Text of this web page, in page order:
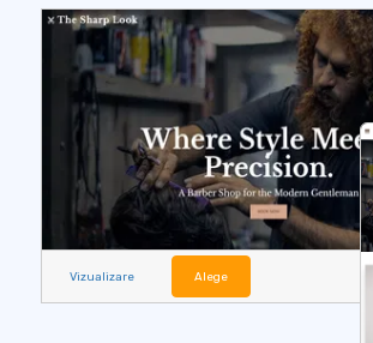
Vizualizare Alege